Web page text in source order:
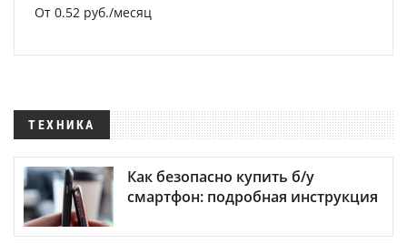
От 0.52 руб./месяц
ТЕХНИКА
Как безопасно купить б/у
смартфон: подробная инструкция